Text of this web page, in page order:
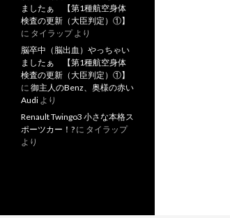
ましたぁ 【第1種航空身体
検査の更新（大臣判定）①】
に タイラップより
脳卒中（脳出血）やっちゃい
ましたぁ 【第1種航空身体
検査の更新（大臣判定）①】
に 御主人のBenz、奥様の赤い
Audi より
Renault Twingo3 小さな本格ス
ポーツカー！? に タイラップ
より